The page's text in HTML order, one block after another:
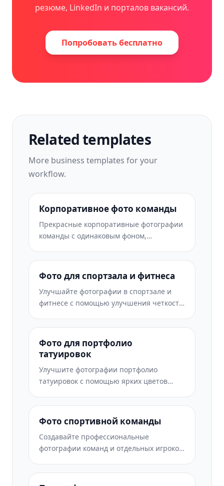
резюме, LinkedIn и порталов вакансий.
Попробовать бесплатно
Related templates
More business templates for your
workflow.
Корпоративное фото команды
Прекрасные корпоративные фотографии
команды с одинаковым фоном,
освещения, цветовой градацией,
соответствующей бренду, и одинаковым
качеством изображения для всей
команды.
Фото для спортзала и фитнеса
Улучшайте фотографии в спортзале и
фитнесе с помощью улучшения четкости
освещения, очистки фона и
высококонтрастной спортивной
цветокоррекции.
Фото для портфолио
татуировок
Улучшите фотографии портфолио
татуировок с помощью ярких цветов
уменьшения покраснения кожи и
чистого фона для портфолио художников
и Instagram.
Фото спортивной команды
Создавайте профессиональные
фотографии команд и отдельных игроков
футболки, а также фонами стадиона или
студии для составов и программ.